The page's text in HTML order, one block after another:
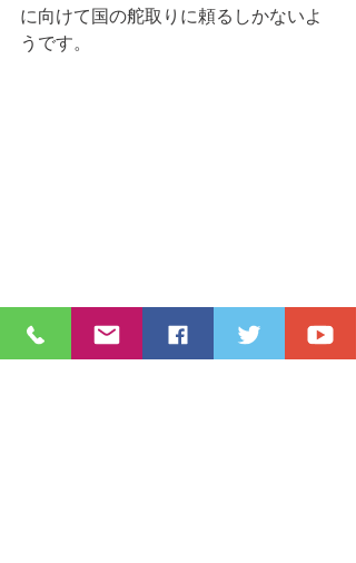
に向けて国の舵取りに頼るしかないよ
うです。